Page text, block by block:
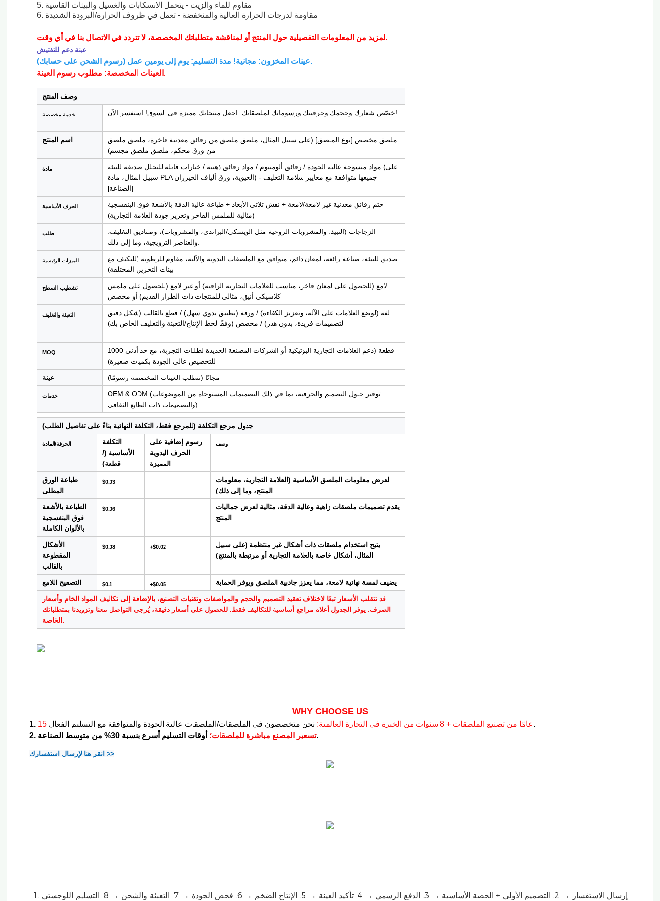
5. مقاوم للماء والزيت - يتحمل الانسكابات والغسيل والبيئات القاسية
6. مقاومة لدرجات الحرارة العالية والمنخفضة - تعمل في ظروف الحرارة/البرودة الشديدة
لمزيد من المعلومات التفصيلية حول المنتج أو لمناقشة متطلباتك المخصصة، لا تتردد في الاتصال بنا في أي وقت.
عينة دعم للتفتيش
عينات المخزون: مجانية! مدة التسليم: يوم إلى يومين عمل (رسوم الشحن على حسابك).
العينات المخصصة: مطلوب رسوم العينة.
وصف المنتج
خدمة مخصصة خصّص شعارك وحجمك وحرفيتك ورسوماتك لملصقاتك. اجعل منتجاتك مميزة في السوق! استفسر الآن!
اسم المنتج
ملصق مخصص [نوع الملصق] (على سبيل المثال، ملصق ملصق من رقائق معدنية فاخرة، ملصق ملصق
من ورق محكم، ملصق ملصق مجسم)
مادة
مواد منسوجة عالية الجودة / رقائق ألومنيوم / مواد رقائق ذهبية / خيارات قابلة للتحلل صديقة للبيئة (على
سبيل المثال، مادة PLA الحيوية، ورق ألياف الخيزران) - جميعها متوافقة مع معايير سلامة التغليف
[الصناعة]
الحرف الأساسية
ختم رقائق معدنية غير لامعة/لامعة + نقش ثلاثي الأبعاد + طباعة عالية الدقة بالأشعة فوق البنفسجية
(مثالية للملمس الفاخر وتعزيز جودة العلامة التجارية)
طلب
الزجاجات (النبيذ، والمشروبات الروحية مثل الويسكي/البراندي، والمشروبات)، وصناديق التغليف،
الميزات الرئيسية
صديق للبيئة، صناعة رائعة، لمعان دائم، متوافق مع الملصقات اليدوية والآلية، مقاوم للرطوبة (للتكيف مع
بيئات التخزين المختلفة)
تشطيب السطح
لامع (للحصول على لمعان فاخر، مناسب للعلامات التجارية الراقية) أو غير لامع (للحصول على ملمس
كلاسيكي أنيق، مثالي للمنتجات ذات الطراز القديم) أو مخصص
التعبئة والتغليف
لفة (لوضع العلامات على الآلة، وتعزيز الكفاءة) / ورقة (تطبيق يدوي سهل) / قطع بالقالب (شكل دقيق
لتصميمات فريدة، بدون هدر) / مخصص (وفقًا لخط الإنتاج/التعبئة والتغليف الخاص بك)
MOQ
1000 قطعة (دعم العلامات التجارية البوتيكية أو الشركات المصنعة الجديدة لطلبات التجربة، مع حد أدنى
للتخصيص عالي الجودة بكميات صغيرة)
عينة مجانًا (تتطلب العينات المخصصة رسومًا)
خدمات
OEM & ODM (توفير حلول التصميم والحرفية، بما في ذلك التصميمات المستوحاة من الموضوعات
والتصميمات ذات الطابع الثقافي)
جدول مرجع التكلفة (للمرجع فقط، التكلفة النهائية بناءً على تفاصيل الطلب)
الحرفة/المادة
التكلفة
الأساسية (/
قطعة)
رسوم إضافية على
الحرف اليدوية
المميزة
وصف
طباعة الورق
المطلي
$0.03
لعرض معلومات الملصق الأساسية (العلامة التجارية، معلومات
المنتج، وما إلى ذلك)
الطباعة بالأشعة
فوق البنفسجية
بالألوان الكاملة
$0.06
يقدم تصميمات ملصقات زاهية وعالية الدقة، مثالية لعرض جماليات
المنتج
الأشكال
المقطوعة
بالقالب
$0.08 +$0.02
يتيح استخدام ملصقات ذات أشكال غير منتظمة (على سبيل
المثال، أشكال خاصة بالعلامة التجارية أو مرتبطة بالمنتج)
التصفيح اللامع $0.1 +$0.05 يضيف لمسة نهائية لامعة، مما يعزز جاذبية الملصق ويوفر الحماية
قد تتقلب الأسعار تبعًا لاختلاف تعقيد التصميم والحجم والمواصفات وتقنيات التصنيع، بالإضافة إلى تكاليف المواد الخام وأسعار
الصرف. يوفر الجدول أعلاه مراجع أساسية للتكاليف فقط. للحصول على أسعار دقيقة، يُرجى التواصل معنا وتزويدنا بمتطلباتك
الخاصة.
WHY CHOOSE US
1. 15 عامًا من تصنيع الملصقات + 8 سنوات من الخبرة في التجارة العالمية:نحن متخصصون في الملصقات/الملصقات عالية الجودة والمتوافقة مع التسليم الفعال.
2.
تسعير المصنع مباشرة للملصقات؛أوقات التسليم أسرع بنسبة 30% من متوسط ​​الصناعة.
انقر هنا لإرسال استفسارك >>
1. إرسال الاستفسار → 2. التصميم الأولي + الحصة الأساسية → 3. الدفع الرسمي → 4. تأكيد العينة → 5. الإنتاج الضخم → 6. فحص الجودة → 7. التعبئة والشحن → 8. التسليم اللوجستي